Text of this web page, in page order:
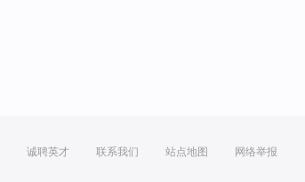
诚聘英才 联系我们 站点地图 网络举报